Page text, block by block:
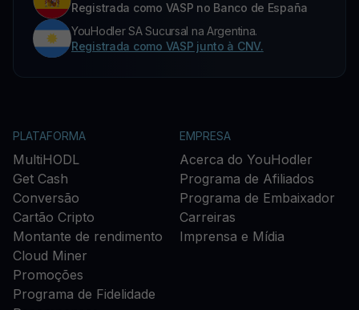
Registrada como VASP no Banco de España
YouHodler SA Sucursal na Argentina.
Registrada como VASP junto à CNV.
PLATAFORMA
MultiHODL
Get Cash
Conversão
Cartão Cripto
Montante de rendimento
Cloud Miner
Promoções
Programa de Fidelidade
EMPRESA
Acerca do YouHodler
Programa de Afiliados
Programa de Embaixador
Carreiras
Imprensa e Mídia